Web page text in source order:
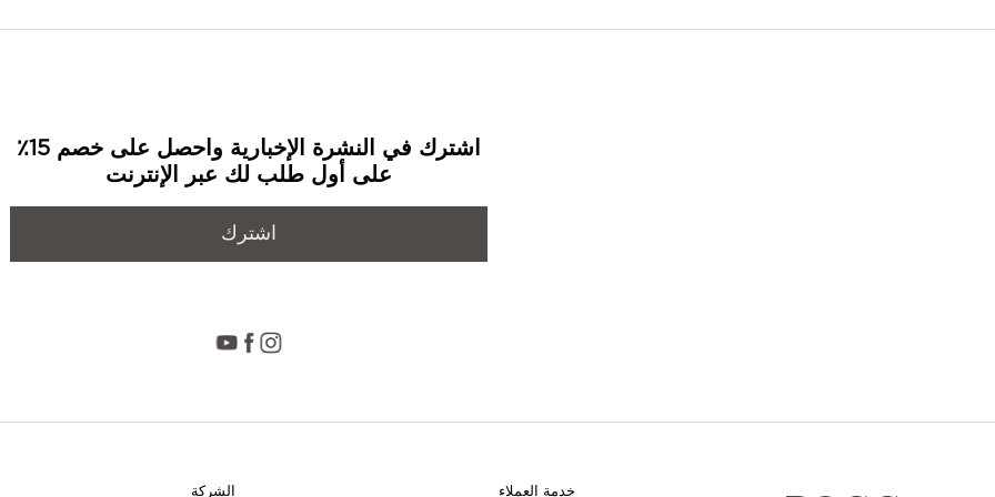
اشترك في النشرة الإخبارية واحصل على خصم 15٪
على أول طلب لك عبر الإنترنت
اشترك
خدمة العملاء الشركة